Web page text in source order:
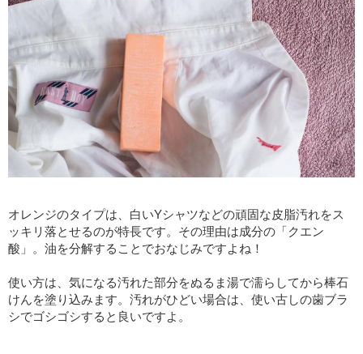
オレンジのタイプは、白いYシャツなどの頑固な皮脂汚れをス
ッキリ落とせるのが特長です。その理由は成分の「クエン
酸」。油を分解することでおなじみですよね！
使い方は、気になる汚れた部分をぬるま湯で濡らしてから棒石
けんを塗り込みます。汚れがひどい場合は、使い古しの歯ブラ
シでゴシゴシすると良いですよ。